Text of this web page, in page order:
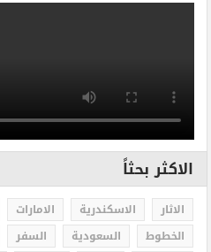
الاكثر بحثاً
الاثار الاسكندرية الامارات
الخطوط
السعودية السفر